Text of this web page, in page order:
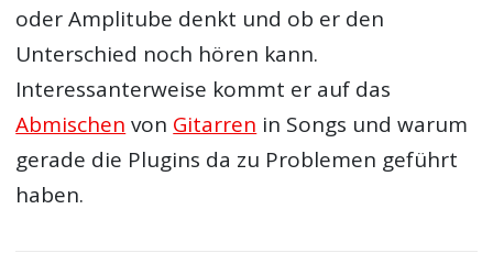
oder Amplitube denkt und ob er den
Unterschied noch hören kann.
Interessanterweise kommt er auf das
Abmischen von Gitarren in Songs und warum
gerade die Plugins da zu Problemen geführt
haben.